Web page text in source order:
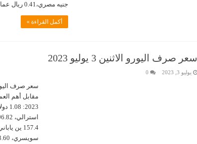
جنيه مصري،0.41 ريال عماني، 0.40 دينار بحريني، 3.99 درهم …
أكمل القراءة »
سعر صرف اليورو الاثنين 3 يوليو 2023
يوليو 3, 2023 0